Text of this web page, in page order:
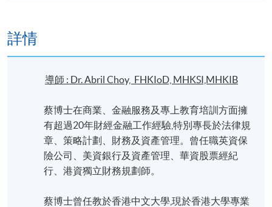
詳情
導師 : Dr. Abril Choy, FHKIoD, MHKSI,MHKIB
蔡博士在商業、金融服務及專上教育培訓方面擁
有超過20年財經金融工作經驗,特別專長於法律規
章、策略計劃、財務及資產管理。曾任職英資保
險公司、美資銀行及資產管理、華資股票經紀
行、港資獨立財務規劃師。
蔡博士曾任教於香港中文大學,現於香港大學專業